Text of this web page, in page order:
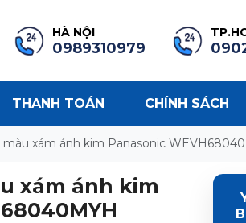
HÀ NỘI
0989310979
THANH TOÁN CHÍNH SÁCH
xám ánh kim Panasonic
xám ánh kim